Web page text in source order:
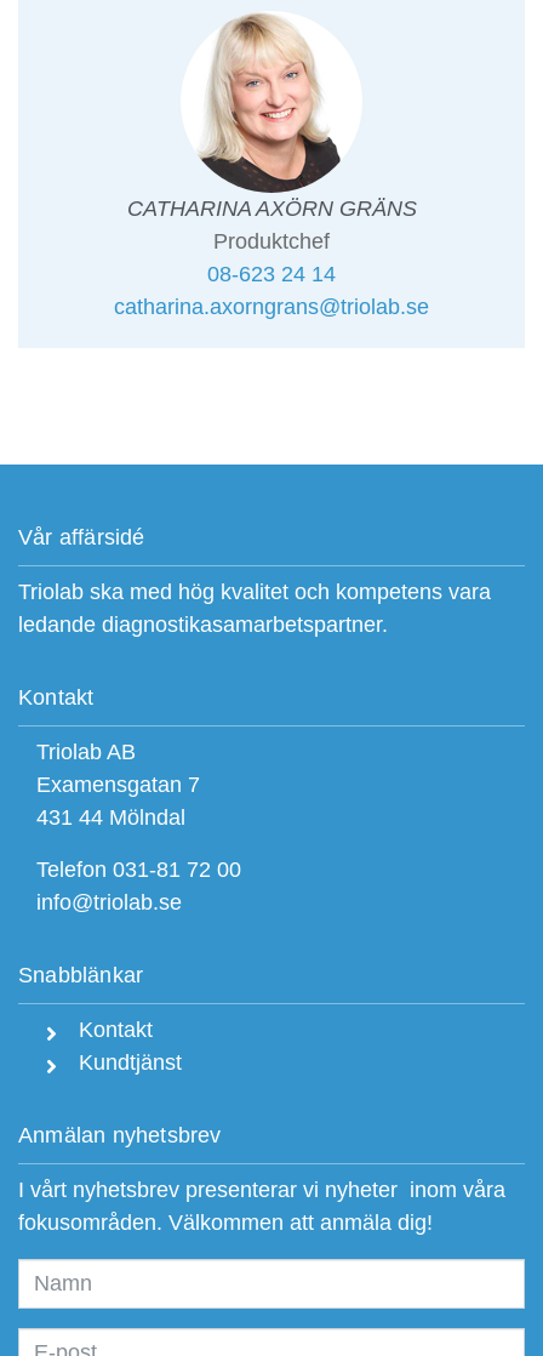
CATHARINA AXÖRN GRÄNS
Produktchef
08-623 24 14
catharina.axorngrans@triolab.se
Vår affärsidé
Triolab ska med hög kvalitet och kompetens vara
ledande diagnostikasamarbetspartner.
Kontakt
Triolab AB
Examensgatan 7
431 44 Mölndal
Telefon 031-81 72 00
info@triolab.se
Snabblänkar
Kontakt
Kundtjänst
Anmälan nyhetsbrev
I vårt nyhetsbrev presenterar vi nyheter inom våra
fokusområden. Välkommen att anmäla dig!